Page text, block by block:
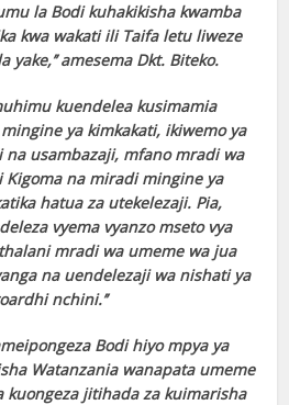
la Bodi kuhakikisha kwamba
kwa wakati ili Taifa letu liweze
amesema Dkt. Biteko.
kuendelea kusimamia
ya kimkakati, ikiwemo ya
usambazaji, mfano mradi wa
Kigoma na miradi mingine ya
hatua za utekelezaji. Pia,
vyema vyanzo mseto vya
mradi wa umeme wa jua
na uendelezaji wa nishati ya
nchini.’’
Bodi hiyo mpya ya
Watanzania wanapata umeme
kuongeza jitihada za kuimarisha